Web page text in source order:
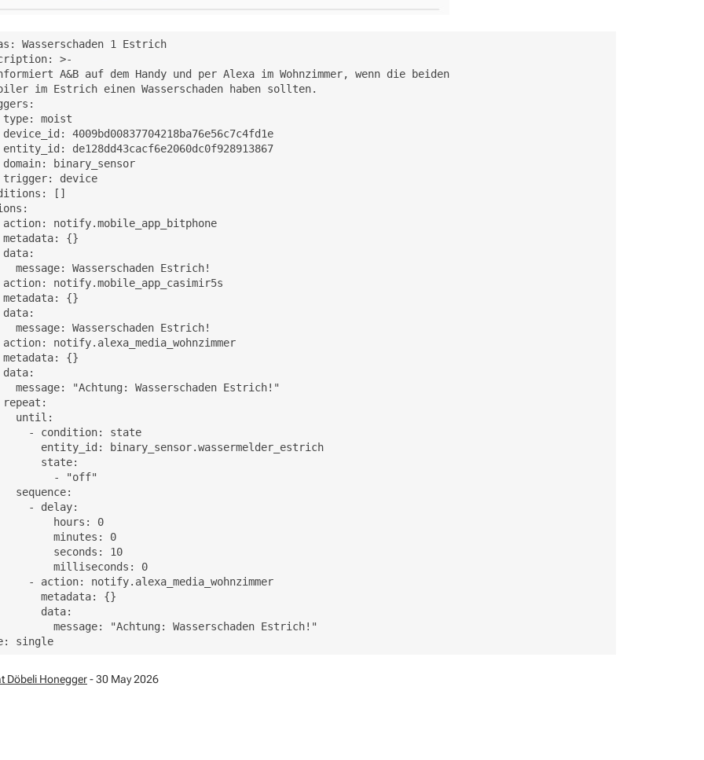
Wasserschaden 1 Estrich
>-
A&B auf dem Handy und per Alexa im Wohnzimmer, wenn die beiden
im Estrich einen Wasserschaden haben sollten.
type: moist
device_id: 4009bd00837704218ba76e56c7c4fd1e
entity_id: de128dd43cacf6e2060dc0f928913867
domain: binary_sensor
trigger: device
[]
action: notify.mobile_app_bitphone
metadata: {}
message: Wasserschaden Estrich!
action: notify.mobile_app_casimir5s
metadata: {}
message: Wasserschaden Estrich!
action: notify.alexa_media_wohnzimmer
metadata: {}
message: "Achtung: Wasserschaden Estrich!"
until:
- condition: state
entity_id: binary_sensor.wassermelder_estrich
state:
- "off"
sequence:
- delay:
hours: 0
minutes: 0
seconds: 10
milliseconds: 0
- action: notify.alexa_media_wohnzimmer
metadata: {}
data:
message: "Achtung: Wasserschaden Estrich!"
Döbeli Honegger- 30 May 2026